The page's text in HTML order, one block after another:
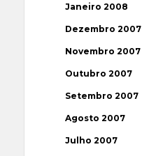
Janeiro 2008
Dezembro 2007
Novembro 2007
Outubro 2007
Setembro 2007
Agosto 2007
Julho 2007